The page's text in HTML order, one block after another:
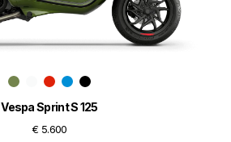
Vespa Sprint S 125
€ 5.600